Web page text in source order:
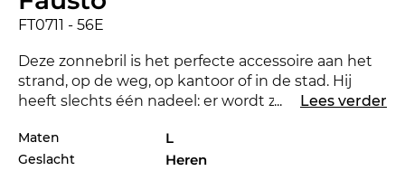
FT0711 - 56E
Deze zonnebril is het perfecte accessoire aan het
strand, op de weg, op kantoor of in de stad. Hij
heeft slechts één nadeel: er wordt zeker weten
op de markt gebracht, zodat u met deze bril altijd
bij de tijd bent. Een andere kleur zou eigenlijk
... Lees verder
Maten L
Geslacht Heren